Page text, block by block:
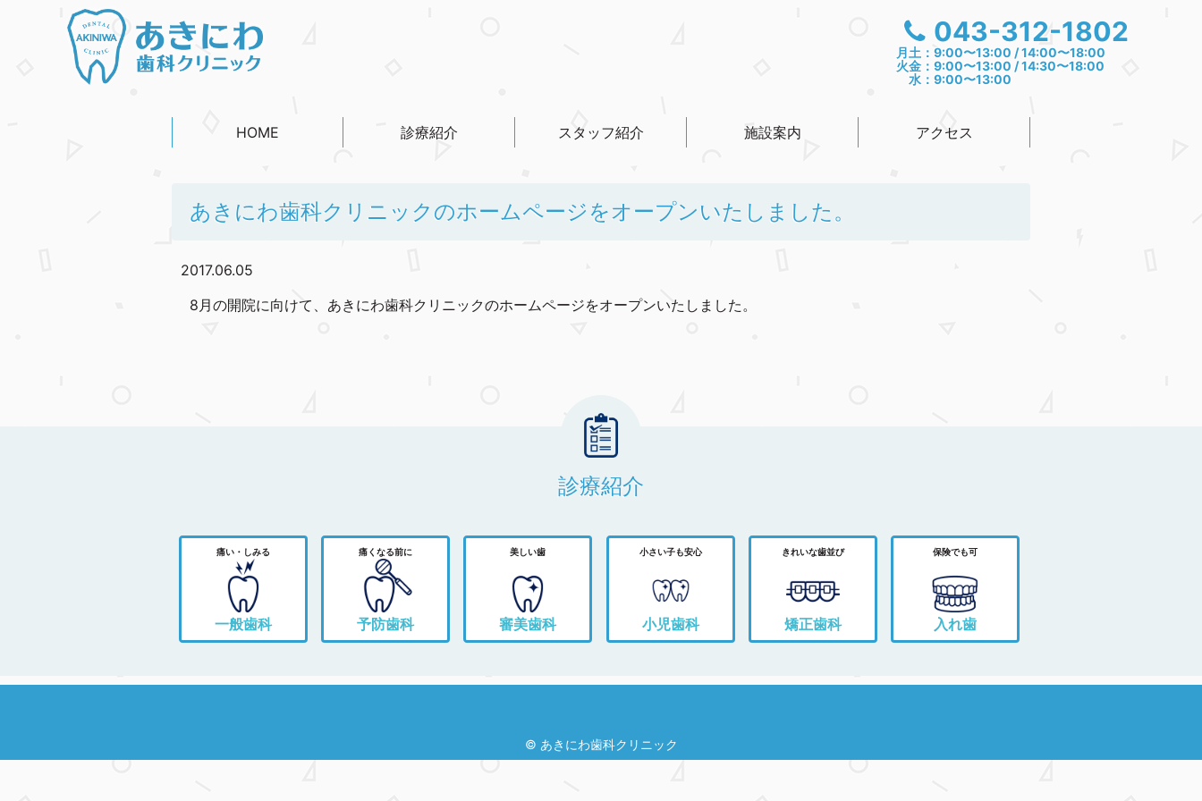
043-312-1802
月土：9:00〜13:00 / 14:00〜18:00
火金：9:00〜13:00 / 14:30〜18:00
水：9:00〜13:00
HOME 診療紹介 スタッフ紹介 施設案内 アクセス
あきにわ歯科クリニックのホームページをオープンいたしました。
2017.06.05
8月の開院に向けて、あきにわ歯科クリニックのホームページをオープンいたしました。
診療紹介
痛い・しみる
一般歯科
痛くなる前に
予防歯科
美しい歯
審美歯科
小さい子も安心
小児歯科
きれいな歯並び
矯正歯科
保険でも可
入れ歯
© あきにわ歯科クリニック